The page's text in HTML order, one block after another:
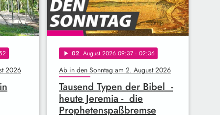
2026
play_arrow 02. August 2026 09:37 · 02:36
Ab in den Sonntag am 2. August 2026
Tausend Typen der Bibel -
heute Jeremia - die
Prophetenspaßbremse